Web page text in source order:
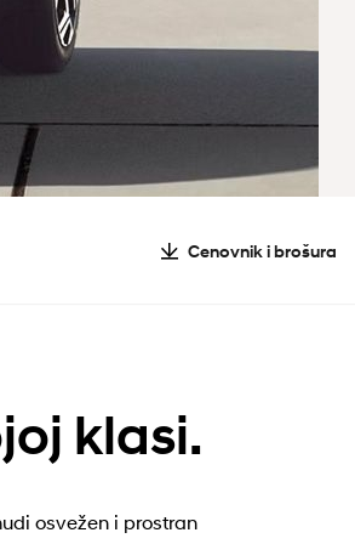
Cenovnik i brošura
klasi.
osvežen i prostran